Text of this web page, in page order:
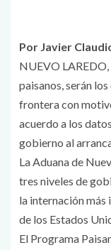
Por Javier
NUEVO
paisanos, serán
frontera con
acuerdo a los
gobierno al
La Aduana de
tres niveles de
la internación
de los Estados
El Programa